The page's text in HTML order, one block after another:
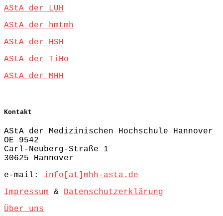
AStA der LUH
AStA der hmtmh
AStA der HSH
AStA der TiHo
AStA der MHH
Kontakt
AStA der Medizinischen Hochschule Hannover
OE 9542
Carl-Neuberg-Straße 1
30625 Hannover
e-mail: info[at]mhh-asta.de
Impressum & Datenschutzerklärung
Über uns